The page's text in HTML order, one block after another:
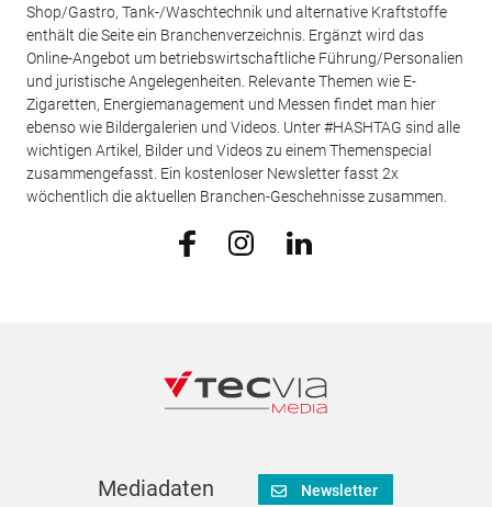
Shop/Gastro, Tank-/Waschtechnik und alternative Kraftstoffe
enthält die Seite ein Branchenverzeichnis. Ergänzt wird das
Online-Angebot um betriebswirtschaftliche Führung/Personalien
und juristische Angelegenheiten. Relevante Themen wie E-
Zigaretten, Energiemanagement und Messen findet man hier
ebenso wie Bildergalerien und Videos. Unter #HASHTAG sind alle
wichtigen Artikel, Bilder und Videos zu einem Themenspecial
zusammengefasst. Ein kostenloser Newsletter fasst 2x
wöchentlich die aktuellen Branchen-Geschehnisse zusammen.
Mediadaten Newsletter